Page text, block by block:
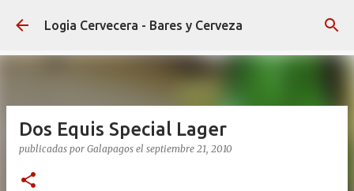
Ir al contenido principal
Logia Cervecera - Bares y Cerveza
Dos Equis Special Lager
publicadas por Galapagos el septiembre 21, 2010